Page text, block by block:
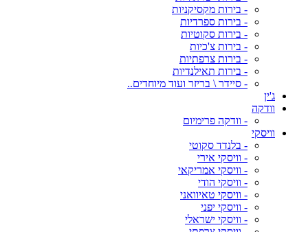
- בירות מקסיקניות
- בירות ספרדיות
- בירות סקוטיות
- בירות צ'כיות
- בירות צרפתיות
- בירות תאילנדיות
- סיידר \ בריזר ועוד מיוחדים..
ג'ין
וודקה
- וודקה פרימיום
וויסקי
- בלנדד סקוטי
- וויסקי אירי
- וויסקי אמריקאי
- וויסקי הודי
- וויסקי טאיוואני
- וויסקי יפני
- וויסקי ישראלי